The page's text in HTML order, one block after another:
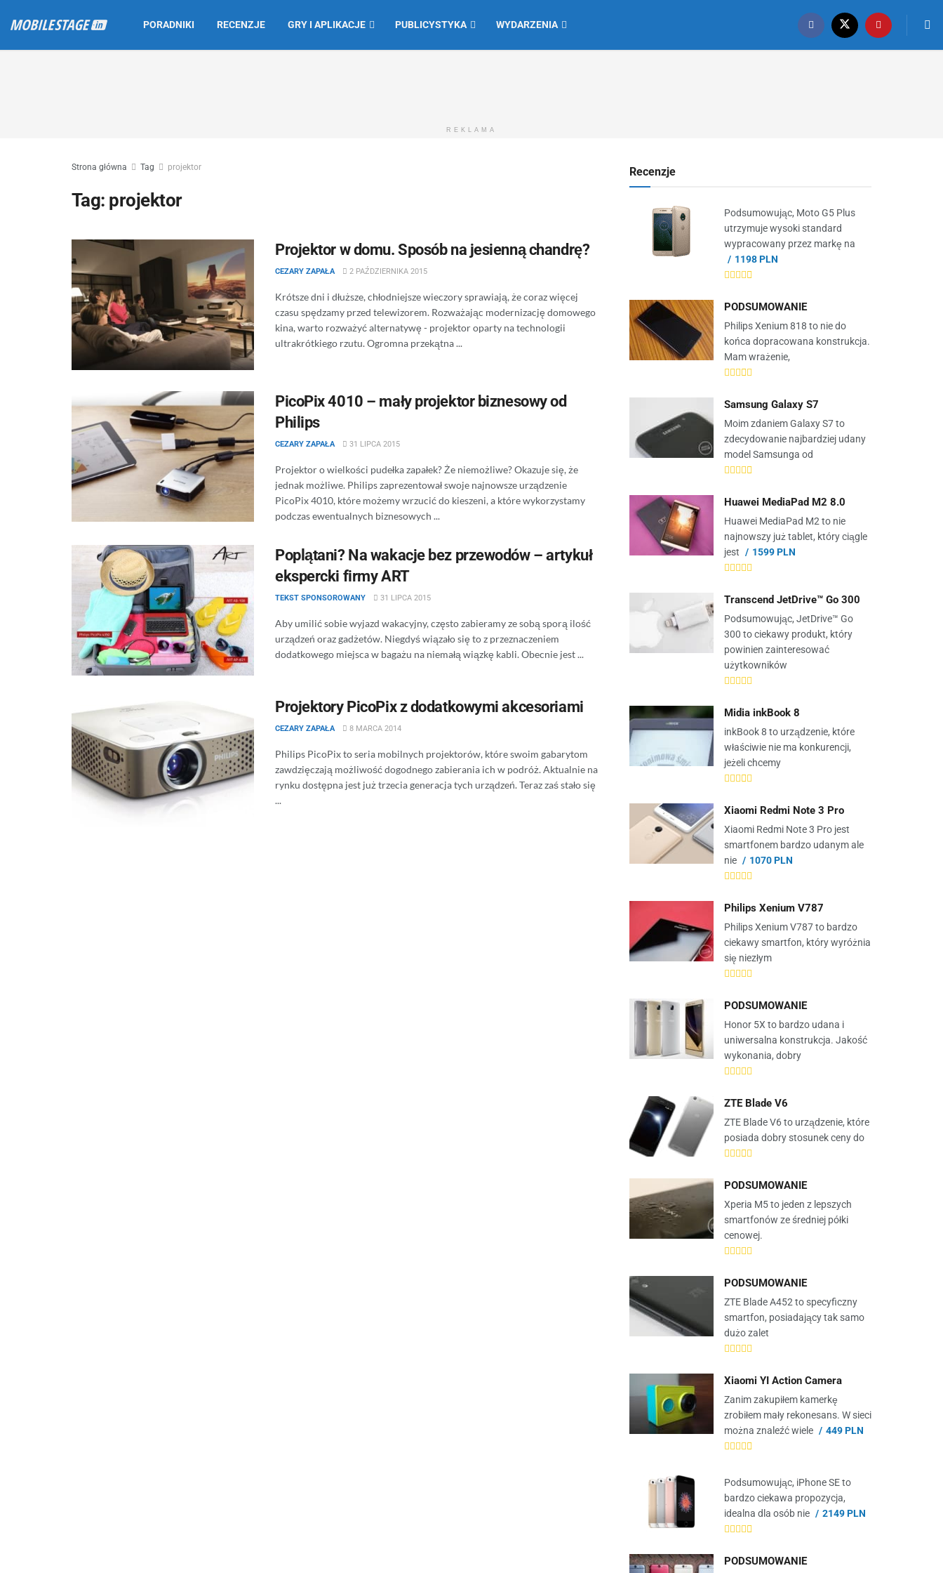
PORADNIKI RECENZJE GRY I APLIKACJE PUBLICYSTYKA WYDARZENIA
REKLAMA
Strona główna Tag projektor
Tag: projektor
Projektor w domu. Sposób na jesienną chandrę?
CEZARY ZAPAŁA 2 PAŹDZIERNIKA 2015
Krótsze dni i dłuższe, chłodniejsze wieczory sprawiają, że coraz więcej
czasu spędzamy przed telewizorem. Rozważając modernizację domowego
kina, warto rozważyć alternatywę - projektor oparty na technologii
ultrakrótkiego rzutu. Ogromna przekątna ...
PicoPix 4010 – mały projektor biznesowy od
Philips
CEZARY ZAPAŁA 31 LIPCA 2015
Projektor o wielkości pudełka zapałek? Że niemożliwe? Okazuje się, że
jednak możliwe. Philips zaprezentował swoje najnowsze urządzenie
PicoPix 4010, które możemy wrzucić do kieszeni, a które wykorzystamy
podczas ewentualnych biznesowych ...
Poplątani? Na wakacje bez przewodów – artykuł
ekspercki firmy ART
TEKST SPONSOROWANY 31 LIPCA 2015
Aby umilić sobie wyjazd wakacyjny, często zabieramy ze sobą sporą ilość
urządzeń oraz gadżetów. Niegdyś wiązało się to z przeznaczeniem
dodatkowego miejsca w bagażu na niemałą wiązkę kabli. Obecnie jest ...
Projektory PicoPix z dodatkowymi akcesoriami
CEZARY ZAPAŁA 8 MARCA 2014
Philips PicoPix to seria mobilnych projektorów, które swoim gabarytom
zawdzięczają możliwość dogodnego zabierania ich w podróż. Aktualnie na
rynku dostępna jest już trzecia generacja tych urządzeń. Teraz zaś stało się
...
Recenzje
Podsumowując, Moto G5 Plus
utrzymuje wysoki standard
wypracowany przez markę na
1198 PLN
PODSUMOWANIE
Philips Xenium 818 to nie do
końca dopracowana konstrukcja.
Mam wrażenie,
Samsung Galaxy S7
Moim zdaniem Galaxy S7 to
zdecydowanie najbardziej udany
model Samsunga od
Huawei MediaPad M2 8.0
Huawei MediaPad M2 to nie
najnowszy już tablet, który ciągle
jest
1599 PLN
Transcend JetDrive™ Go 300
Podsumowując, JetDrive™ Go
300 to ciekawy produkt, który
powinien zainteresować
użytkowników
Midia inkBook 8
inkBook 8 to urządzenie, które
właściwie nie ma konkurencji,
jeżeli chcemy
Xiaomi Redmi Note 3 Pro
Xiaomi Redmi Note 3 Pro jest
smartfonem bardzo udanym ale
nie
1070 PLN
Philips Xenium V787
Philips Xenium V787 to bardzo
ciekawy smartfon, który wyróżnia
się niezłym
PODSUMOWANIE
Honor 5X to bardzo udana i
uniwersalna konstrukcja. Jakość
wykonania, dobry
ZTE Blade V6
ZTE Blade V6 to urządzenie, które
posiada dobry stosunek ceny do
PODSUMOWANIE
Xperia M5 to jeden z lepszych
smartfonów ze średniej półki
cenowej.
PODSUMOWANIE
ZTE Blade A452 to specyficzny
smartfon, posiadający tak samo
dużo zalet
Xiaomi YI Action Camera
Zanim zakupiłem kamerkę
zrobiłem mały rekonesans. W sieci
można znaleźć wiele
449 PLN
Podsumowując, iPhone SE to
bardzo ciekawa propozycja,
idealna dla osób nie
2149 PLN
PODSUMOWANIE